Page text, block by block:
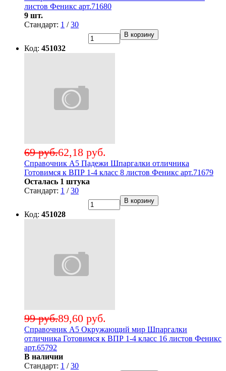
листов Феникс арт.71680
9 шт.
Стандарт: 1 /30
В корзину
Код: 451032
62,18 руб.
69 руб.
Справочник А5 Падежи Шпаргалки отличника
Готовимся к ВПР 1-4 класс 8 листов Феникс арт.71679
Осталась 1 штука
Стандарт: 1 /30
В корзину
Код: 451028
89,60 руб.
99 руб.
Справочник А5 Окружающий мир Шпаргалки
отличника Готовимся к ВПР 1-4 класс 16 листов Феникс
арт.65792
В наличии
Стандарт: 1 /30